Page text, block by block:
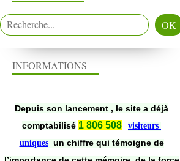
INFORMATIONS
Depuis son lancement , le site a déjà
comptabilisé 1 806 508
visiteurs
uniques un chiffre qui témoigne de